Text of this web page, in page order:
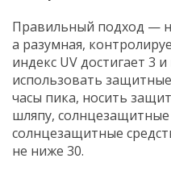
Правильный подход —
а разумная,
индекс UV достигает 3
использовать
часы пика, носить
шляпу,
солнцезащитные
не ниже 30.